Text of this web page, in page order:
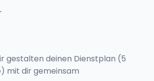
gestalten deinen Dienstplan (5
mit dir gemeinsam